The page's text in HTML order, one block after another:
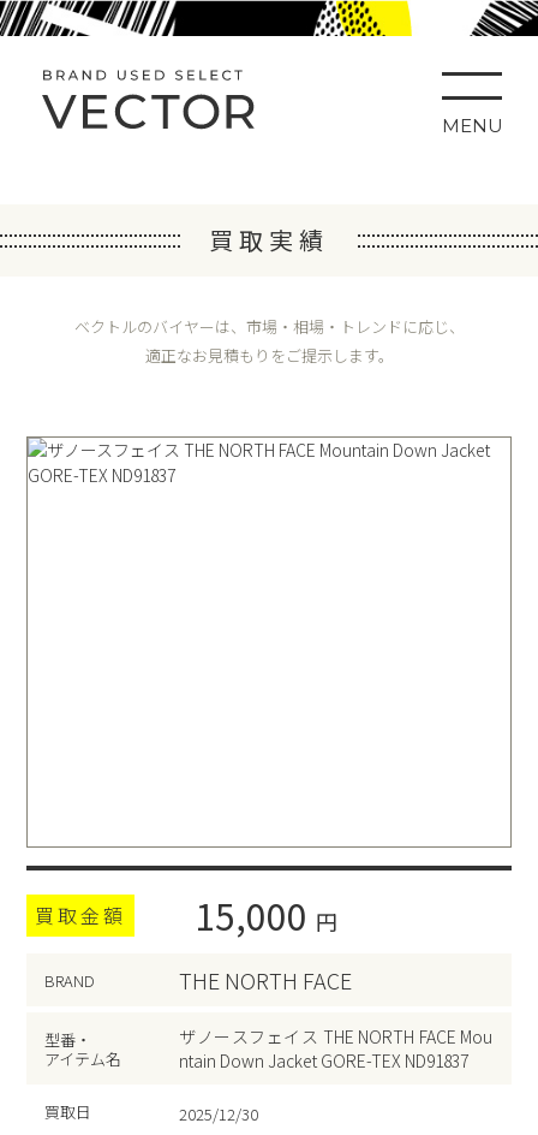
MENU
買取実績
ベクトルのバイヤーは、市場・相場・トレンドに応じ、
適正なお見積もりをご提示します。
買取金額 15,000 円
BRAND THE NORTH FACE
型番・
アイテム名
ザノースフェイス THE NORTH FACE Mou
ntain Down Jacket GORE-TEX ND91837
買取日 2025/12/30